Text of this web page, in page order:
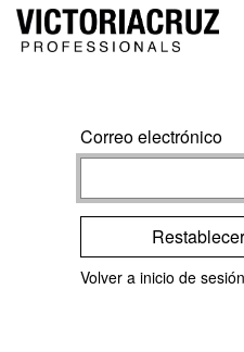
Ir al contenido
Correo electrónico
Volver a inicio de sesión